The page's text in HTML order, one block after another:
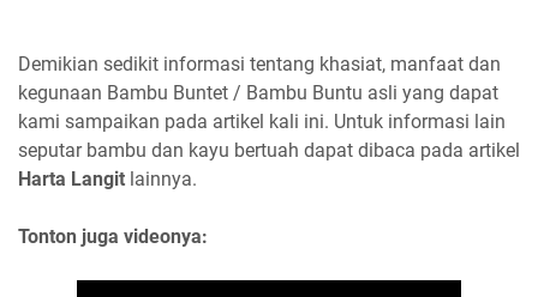
Demikian sedikit informasi tentang khasiat, manfaat dan
kegunaan Bambu Buntet / Bambu Buntu asli yang dapat
kami sampaikan pada artikel kali ini. Untuk informasi lain
seputar bambu dan kayu bertuah dapat dibaca pada artikel
Harta Langit lainnya.
Tonton juga videonya: